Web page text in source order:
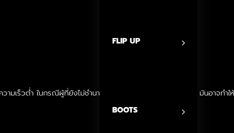
FLIP UP
BOOTS
วามเร็วต่ำ ในกรณีผู้ที่ยังไม่ชำนาญหรือยังไม่คุ้นเคยกับรถรุ่นนั้นๆ มันอาจท